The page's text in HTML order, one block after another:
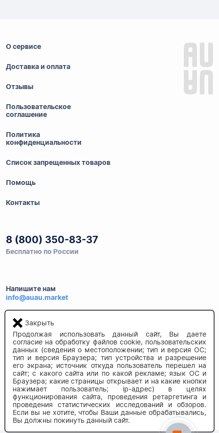
О сервисе
Доставка и оплата
Отзывы
Пользовательское
соглашение
Политика
конфиденциальности
Список запрещенных товаров
Помощь
Контакты
8 (800) 350-83-37
Бесплатно по России
Напишите нам
info@auau.market
236027, г.Калининград
ул.Калязинская 6, оф. 2
© 2020-2026 auau.market
Закрыть
Продолжая использовать данный сайт, Вы даете
согласие на обработку файлов cookie, пользовательских
данных (сведения о местоположении; тип и версия ОС;
тип и версия Браузера; тип устройства и разрешение
его экрана; источник откуда пользователь перешел на
сайт; с какого сайта или по какой рекламе; язык ОС и
Браузера; какие страницы открывает и на какие кнопки
нажимает пользователь; ip-адрес) в целях
функционирования сайта, проведения ретаргетинга и
проведения статистических исследований и обзоров.
Если вы не хотите, чтобы Ваши данные обрабатывались,
Вы должны покинуть данный сайт.